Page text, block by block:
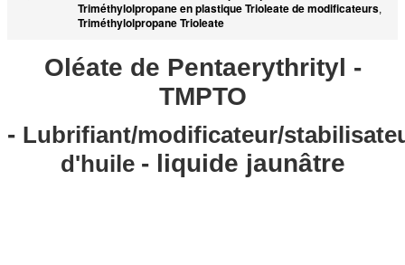
Triméthylolpropane en plastique Trioleate de modificateurs,
Triméthylolpropane Trioleate
Oléate de Pentaerythrityl -
TMPTO
- Lubrifiant/modificateur/
d'huile - liquide jaunâtre